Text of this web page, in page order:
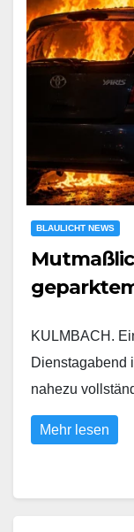
BLAULICHT NEWS
KULMBACH.
Dienstagabend
nahezu
Mehr lesen